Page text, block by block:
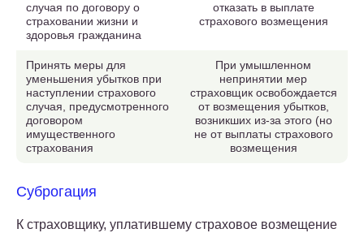
случая по договору о
страховании жизни и
здоровья гражданина
отказать в выплате
страхового возмещения
Принять меры для
уменьшения убытков при
наступлении страхового
случая, предусмотренного
договором
имущественного
страхования
При умышленном
непринятии мер
страховщик освобождается
от возмещения убытков,
возникших из-за этого (но
не от выплаты страхового
возмещения
Суброгация
К страховщику, уплатившему страховое возмещение